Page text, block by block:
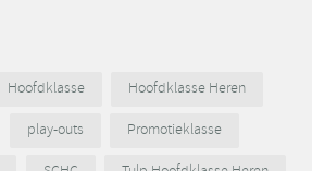
Hoofdklasse
Hoofdklasse Heren
play-outs
Promotieklasse